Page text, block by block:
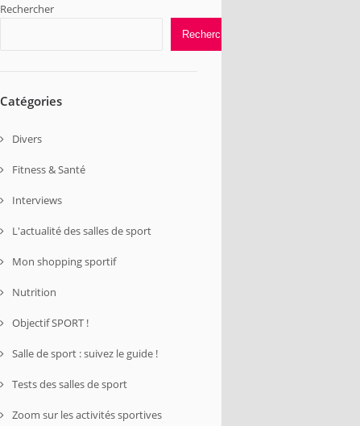
Rechercher
Rechercher
Catégories
Divers
Fitness & Santé
Interviews
L'actualité des salles de sport
Mon shopping sportif
Nutrition
Objectif SPORT !
Salle de sport : suivez le guide !
Tests des salles de sport
Zoom sur les activités sportives